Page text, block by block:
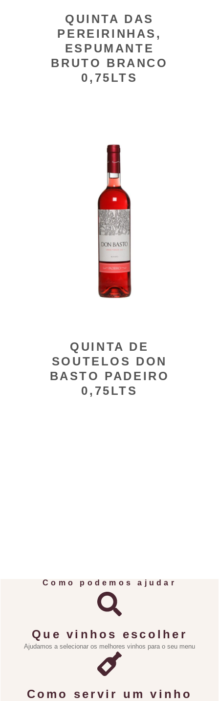
QUINTA DAS
PEREIRINHAS,
ESPUMANTE
BRUTO BRANCO
0,75LTS
QUINTA DE
SOUTELOS DON
BASTO PADEIRO
0,75LTS
Como podemos ajudar
Que vinhos escolher
Ajudamos a selecionar os melhores vinhos para o seu menu
Como servir um vinho